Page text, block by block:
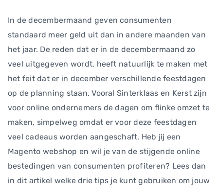
In de decembermaand geven consumenten
standaard meer geld uit dan in andere maanden van
het jaar. De reden dat er in de decembermaand zo
veel uitgegeven wordt, heeft natuurlijk te maken met
het feit dat er in december verschillende feestdagen
op de planning staan. Vooral Sinterklaas en Kerst zijn
voor online ondernemers de dagen om flinke omzet te
maken, simpelweg omdat er voor deze feestdagen
veel cadeaus worden aangeschaft. Heb jij een
Magento webshop en wil je van de stijgende online
bestedingen van consumenten profiteren? Lees dan
in dit artikel welke drie tips je kunt gebruiken om jouw